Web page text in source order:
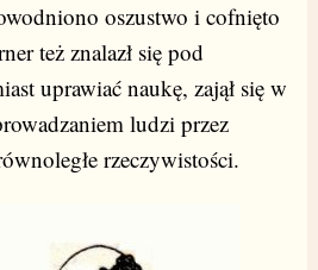
oszustwo i cofnięto
też znalazł się pod
uprawiać naukę, zajął się w
ludzi przez
rzeczywistości.